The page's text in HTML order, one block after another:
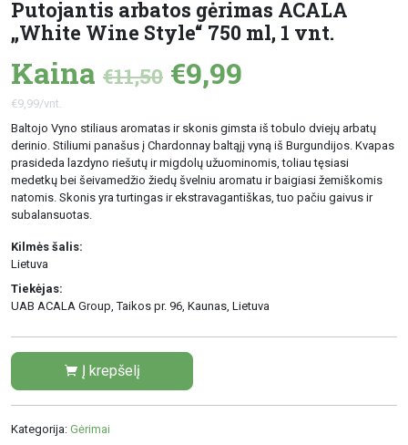
Putojantis arbatos gėrimas ACALA
„White Wine Style“ 750 ml, 1 vnt.
Kaina €11,50 €9,99
€9,99/vnt.
Baltojo Vyno stiliaus aromatas ir skonis gimsta iš tobulo dviejų arbatų
derinio. Stiliumi panašus į Chardonnay baltąjį vyną iš Burgundijos. Kvapas
prasideda lazdyno riešutų ir migdolų užuominomis, toliau tęsiasi
medetkų bei šeivamedžio žiedų švelniu aromatu ir baigiasi žemiškomis
natomis. Skonis yra turtingas ir ekstravagantiškas, tuo pačiu gaivus ir
subalansuotas.
Kilmės šalis:
Lietuva
Tiekėjas:
UAB ACALA Group, Taikos pr. 96, Kaunas, Lietuva
Į krepšelį
Kategorija: Gėrimai